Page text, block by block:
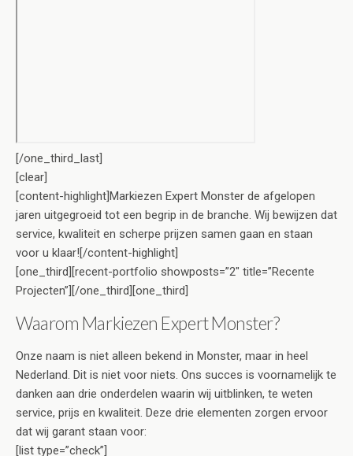
[/one_third_last]
[clear]
[content-highlight]Markiezen Expert Monster de afgelopen
jaren uitgegroeid tot een begrip in de branche. Wij bewijzen dat
service, kwaliteit en scherpe prijzen samen gaan en staan
voor u klaar![/content-highlight]
[one_third][recent-portfolio showposts=”2″ title=”Recente
Projecten”][/one_third][one_third]
Waarom Markiezen Expert Monster?
Onze naam is niet alleen bekend in Monster, maar in heel
Nederland. Dit is niet voor niets. Ons succes is voornamelijk te
danken aan drie onderdelen waarin wij uitblinken, te weten
service, prijs en kwaliteit. Deze drie elementen zorgen ervoor
dat wij garant staan voor:
[list type=”check”]